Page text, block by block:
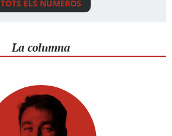
TOTS ELS NÚMEROS
La columna